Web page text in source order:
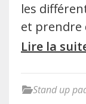
les
et prendre
Lire la
Stand up